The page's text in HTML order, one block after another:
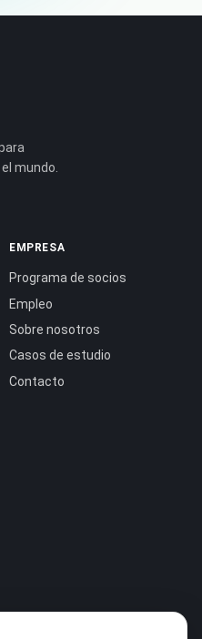
mundo.
EMPRESA
Programa de socios
Empleo
Sobre nosotros
Casos de estudio
Contacto